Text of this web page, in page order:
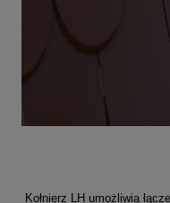
Kołnierz LH umożliwia